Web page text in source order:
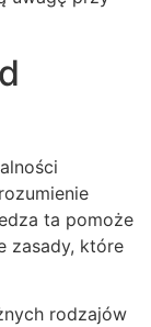
ta pomoże
zasady, które
rodzajów